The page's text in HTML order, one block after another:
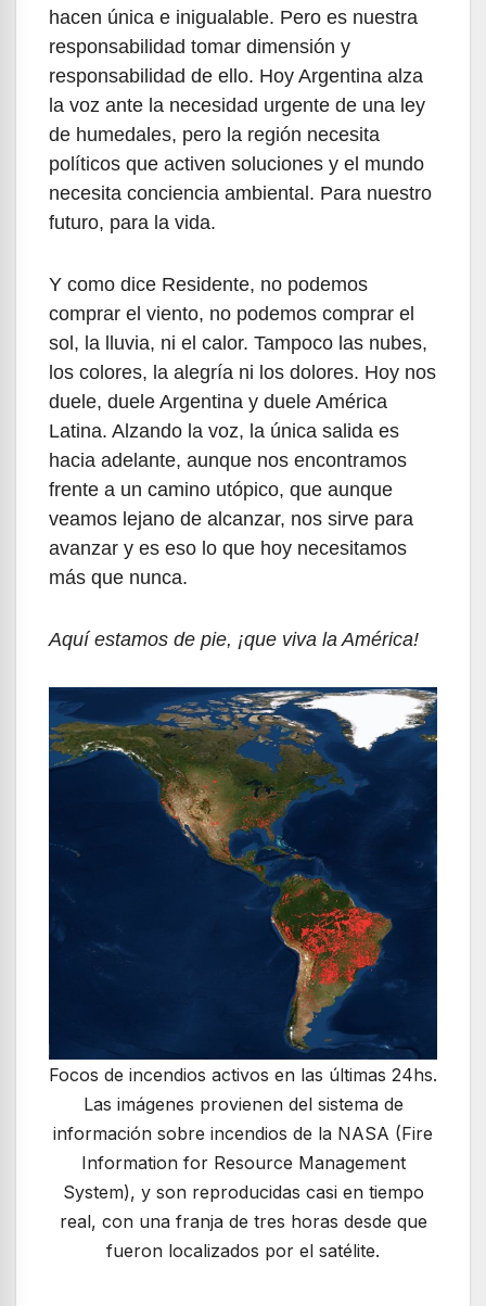
hacen única e inigualable. Pero es nuestra
responsabilidad tomar dimensión y
responsabilidad de ello. Hoy Argentina alza
la voz ante la necesidad urgente de una ley
de humedales, pero la región necesita
políticos que activen soluciones y el mundo
necesita conciencia ambiental. Para nuestro
futuro, para la vida.
Y como dice Residente, no podemos
comprar el viento, no podemos comprar el
sol, la lluvia, ni el calor. Tampoco las nubes,
los colores, la alegría ni los dolores. Hoy nos
duele, duele Argentina y duele América
Latina. Alzando la voz, la única salida es
hacia adelante, aunque nos encontramos
frente a un camino utópico, que aunque
veamos lejano de alcanzar, nos sirve para
avanzar y es eso lo que hoy necesitamos
más que nunca.
Aquí estamos de pie, ¡que viva la América!
Focos de incendios activos en las últimas 24hs.
Las imágenes provienen del sistema de
información sobre incendios de la NASA (Fire
Information for Resource Management
System), y son reproducidas casi en tiempo
real, con una franja de tres horas desde que
fueron localizados por el satélite.